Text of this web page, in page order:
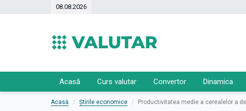
08.08.2026
Acasă Curs valutar Convertor Dinamica
Acasă Știrile economice Productivitatea medie a cerealelor a